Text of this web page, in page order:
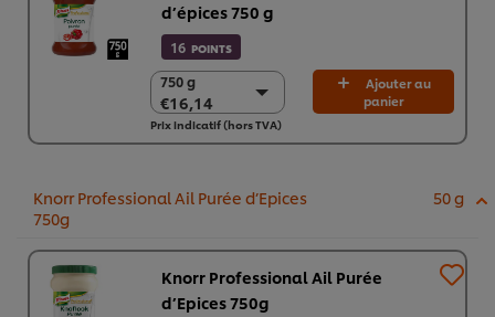
d’épices 750 g
16 POINTS
750 g
€16,14
750 g
€16,14
2 x 750g
Ajouter au
panier
Prix indicatif (hors TVA)
Knorr Professional Ail Purée d’Epices
750g
50 g
Knorr Professional Ail Purée
d’Epices 750g